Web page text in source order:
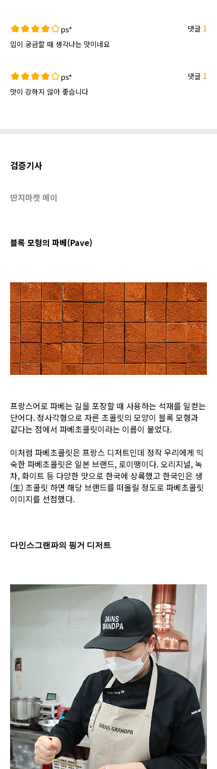
ps* 댓글 1
입이 궁금할 때 생각나는 맛이네요
ps* 댓글 1
맛이 강하지 않아 좋습니다
검증기사
딴지마켓 메이
블록 모형의 파베(Pave)
프랑스어로 파베는 길을 포장할 때 사용하는 석재를 일컫는
단어다. 정사각형으로 자른 초콜릿의 모양이 블록 모형과
같다는 점에서 파베초콜릿이라는 이름이 붙었다.
이처럼 파베초콜릿은 프랑스 디저트인데 정작 우리에게 익
숙한 파베초콜릿은 일본 브랜드, 로이땡이다. 오리지널, 녹
차, 화이트 등 다양한 맛으로 한국에 상륙했고 한국인은 생
(生) 초콜릿 하면 해당 브랜드를 떠올릴 정도로 파베초콜릿
이미지를 선점했다.
다인스그랜파의 핑거 디저트